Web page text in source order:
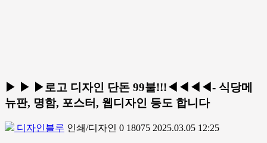
▶ ▶ ▶로고 디자인 단돈 99불!!!◀◀◀◀- 식당메
뉴판, 명함, 포스터, 웹디자인 등도 합니다
디자인블루 인쇄/디자인 0 18075 2025.03.05 12:25